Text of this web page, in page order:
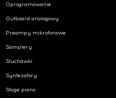
Oprogramowanie
Outboard analogowy
Preampy mikrofonowe
Samplery
Słuchawki
Syntezatory
Stage piano